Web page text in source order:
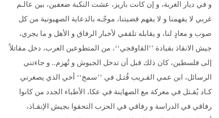
و في ديار الغربة، و إن كانت باريز، عشت النكبة ضعفين، بين عالـم
غربي لا يفهمنا و لا يفهم قضيتنا، موجّـه بالدعاية الصهيونية من كل
صوب و معادٍ لنا، و يقابله تلقفي لأخبار الرفاق و الأهل و ما يجري،
جيش الانقاذ بقيادة ’’القاوقجي‘‘، من المتطوعين العرب، دخل مقاتلاً
إلى فلسطين، كان ذلك قبل أن تدخل الجيوش و تُهزم.. و جاءتني
الرسائل، ابن عمي القـريب قُتـل في ’’سمخ‘‘ أخي الذي يصغرني
كـاد يُقـتل في معركة مع الصهاينة في عكا، الأطباء الجدد من كانوا
رفاقي في الدراسة و رفاقي في الحزب التحقوا بجيش الإنقـاذ،